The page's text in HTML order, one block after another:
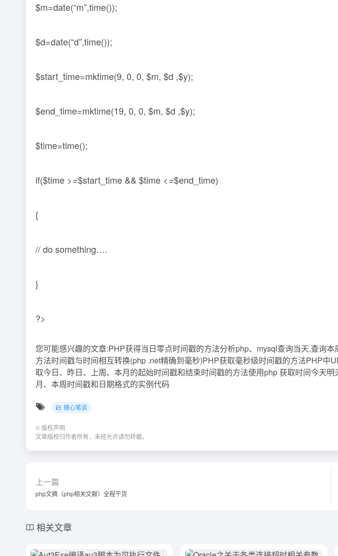
$m=date(“m”,time());
$d=date(“d”,time());
$start_time=mktime(9, 0, 0, $m, $d ,$y);
$end_time=mktime(19, 0, 0, $m, $d ,$y);
$time=time();
if($time >=$start_time && $time <=$end_time)
{
// do something….
}
?>
您可能感兴趣的文章:PHP获得当日零点时间戳的方法分析php、mysql查询当天,查询
方法时间戳与时间相互转换(php .net精确到毫秒)PHP获取毫秒级时间戳的方法PHP
取今日、昨日、上周、本月的起始时间戳和结束时间戳的方法使用php 获取时间今天
月、本周时间戳和日期格式的实例代码
随心笔谈
© 版权声明
文章版权归作者所有，未经允许请勿转载。
上一篇
php文摘（php相关文献）全程干货
相关文章